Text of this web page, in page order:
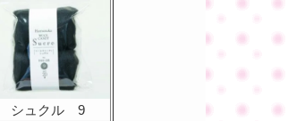
シュクル 9